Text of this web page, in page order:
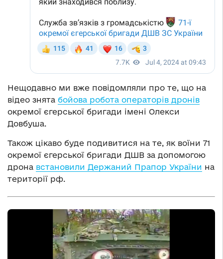
Нещодавно ми вже повідомляли про те, що на
відео знята бойова робота операторів дронів
окремої єгерської бригади імені Олекси
Довбуша.
Також цікаво буде подивитися на те, як воїни 71
окремої єгерської бригади ДШВ за допомогою
дрона встановили Держаний Прапор України на
території рф.